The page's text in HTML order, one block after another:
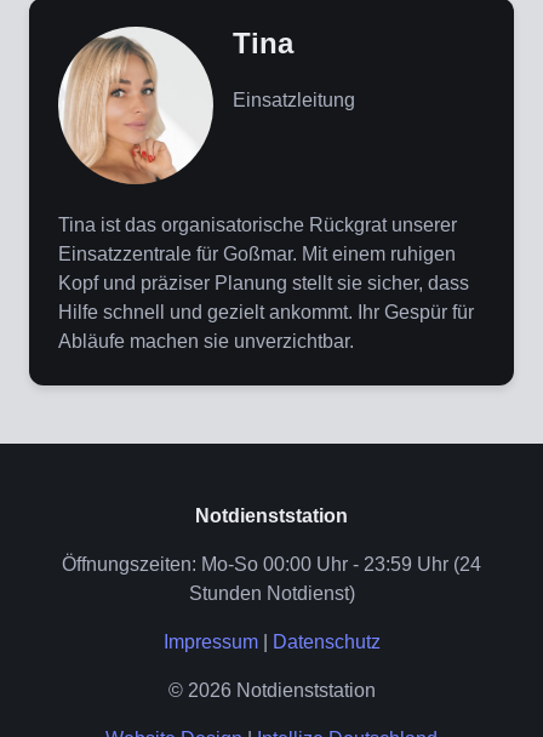
Tina
Einsatzleitung
Tina ist das organisatorische Rückgrat unserer
Einsatzzentrale für Goßmar. Mit einem ruhigen
Kopf und präziser Planung stellt sie sicher, dass
Hilfe schnell und gezielt ankommt. Ihr Gespür für
Abläufe machen sie unverzichtbar.
Notdienststation
Öffnungszeiten: Mo-So 00:00 Uhr - 23:59 Uhr (24
Stunden Notdienst)
Impressum| Datenschutz
© 2026 Notdienststation